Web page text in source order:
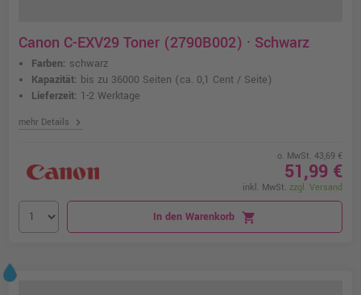
Canon C-EXV29 Toner (2790B002) · Schwarz
Farben: schwarz
Kapazität: bis zu 36000 Seiten (ca. 0,1 Cent / Seite)
Lieferzeit: 1-2 Werktage
mehr Details chevron_right
o. MwSt. 43,69 €
51,99 €
inkl. MwSt. zzgl. Versand
In den Warenkorb shopping_cart